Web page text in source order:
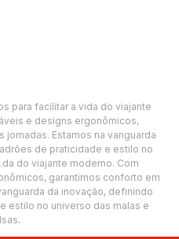
para facilitar a vida do viajante
e designs ergonômicos,
Estamos na vanguarda
de praticidade e estilo no
do viajante moderno. Com
garantimos conforto em
da inovação, definindo
estilo no universo das malas e